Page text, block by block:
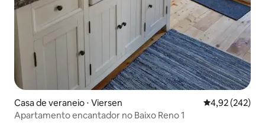
Casa de veraneio ⋅ Viersen 4,92 de uma
4,92 (242)
Apartamento encantador no Baixo Reno 1